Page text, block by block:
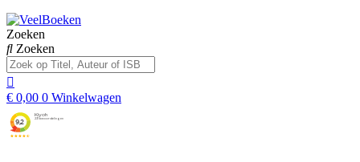
Zoeken
Zoeken
€ 0,00 0 Winkelwagen